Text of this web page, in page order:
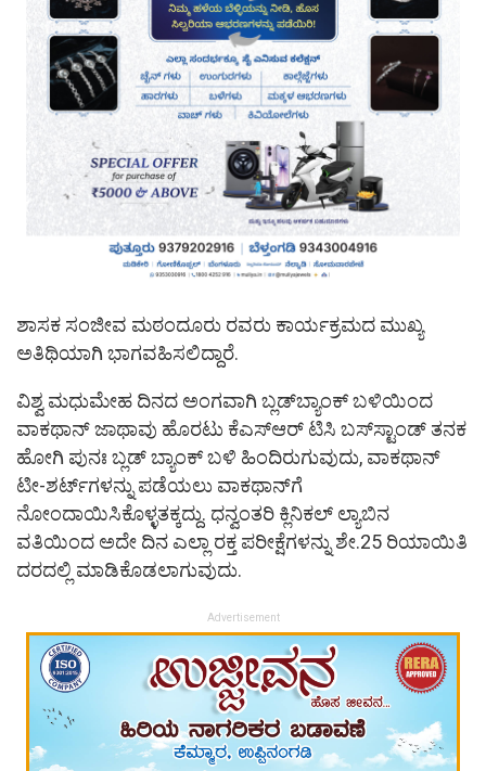
ಶಾಸಕ ಸಂಜೀವ ಮಠಂದೂರು ರವರು ಕಾರ್ಯಕ್ರಮದ ಮುಖ್ಯ
ಅತಿಥಿಯಾಗಿ ಭಾಗವಹಿಸಲಿದ್ದಾರೆ.
ವಿಶ್ವ ಮಧುಮೇಹ ದಿನದ ಅಂಗವಾಗಿ ಬ್ಲಡ್‌ಬ್ಯಾಂಕ್‌ ಬಳಿಯಿಂದ
ವಾಕಥಾನ್ ಜಾಥಾವು ಹೊರಟು ಕೆಎಸ್ಆರ್ ಟಿಸಿ ಬಸ್‌ಸ್ಟಾಂಡ್ ತನಕ
ಹೋಗಿ ಪುನಃ ಬ್ಲಡ್ ಬ್ಯಾಂಕ್ ಬಳಿ ಹಿಂದಿರುಗುವುದು, ವಾಕಥಾನ್
ಟೀ-ಶರ್ಟ್‌ಗಳನ್ನು ಪಡೆಯಲು ವಾಕಥಾನ್‌ಗೆ
ನೋಂದಾಯಿಸಿಕೊಳ್ಳತಕ್ಕದ್ದು. ಧನ್ವಂತರಿ ಕ್ಲಿನಿಕಲ್ ಲ್ಯಾಬಿನ
ವತಿಯಿಂದ ಅದೇ ದಿನ ಎಲ್ಲಾ ರಕ್ತ ಪರೀಕ್ಷೆಗಳನ್ನು ಶೇ.25 ರಿಯಾಯಿತಿ
ದರದಲ್ಲಿ ಮಾಡಿಕೊಡಲಾಗುವುದು.
Advertisement